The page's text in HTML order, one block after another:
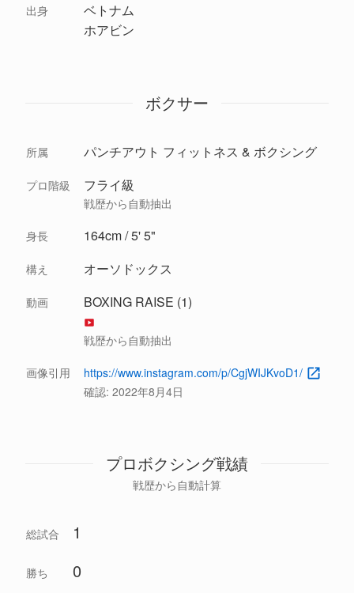
出身
ベトナム
ホアビン
ボクサー
所属 パンチアウト フィットネス & ボクシング
プロ階級 フライ級
戦歴から自動抽出
身長 164cm / 5' 5"
構え オーソドックス
動画 BOXING RAISE (1)
戦歴から自動抽出
画像引用
https://www.instagram.com/p/CgjWIJKvoD1/
確認: 2022年8月4日
プロボクシング戦績
戦歴から自動計算
総試合 1
勝ち 0